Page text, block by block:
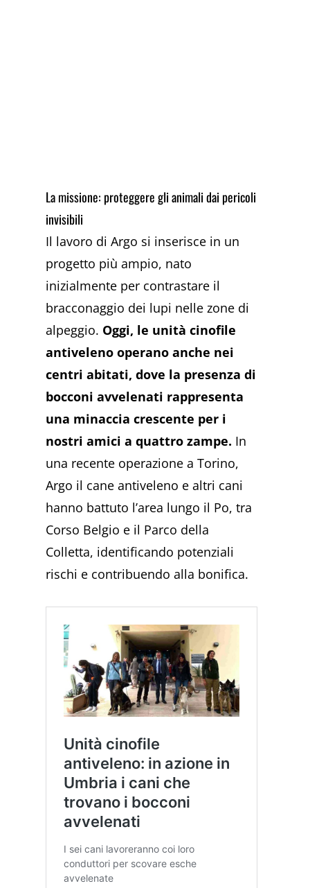
La missione: proteggere gli animali dai pericoli
invisibili
Il lavoro di Argo si inserisce in un
progetto più ampio, nato
inizialmente per contrastare il
bracconaggio dei lupi nelle zone di
alpeggio. Oggi, le unità cinofile
antiveleno operano anche nei
centri abitati, dove la presenza di
bocconi avvelenati rappresenta
una minaccia crescente per i
nostri amici a quattro zampe. In
una recente operazione a Torino,
Argo il cane antiveleno e altri cani
hanno battuto l’area lungo il Po, tra
Corso Belgio e il Parco della
Colletta, identificando potenziali
rischi e contribuendo alla bonifica.